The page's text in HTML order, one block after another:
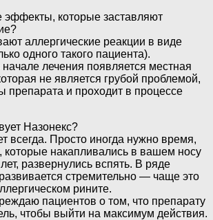
эффекты, которые заставляют
аллергические реакции в виде
одного такого пациента).
лечения появляется местная
не является грубой проблемой,
препарата и проходит в процессе
Назонекс?
всегда. Просто иногда нужно время,
которые накапливались в вашем носу
развернулись вспять. В ряде
стремительно — чаще это
рините.
пациентов о том, что препарату
чтобы выйти на максимум действия.